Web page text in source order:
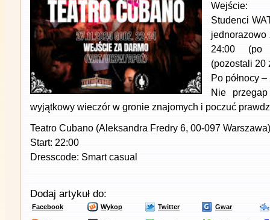
Wejście:
Studenci
jednorazowo
24:00 (po
(pozostali 20
Po północy
Nie
wyjątkowy wieczór w gronie znajomych i poczuć
Teatro Cubano (Aleksandra Fredry 6, 00-097 Warszawa)
Start: 22:00
Dresscode: Smart casual
Dodaj artykuł do:
Facebook Wykop Twitter Gwar